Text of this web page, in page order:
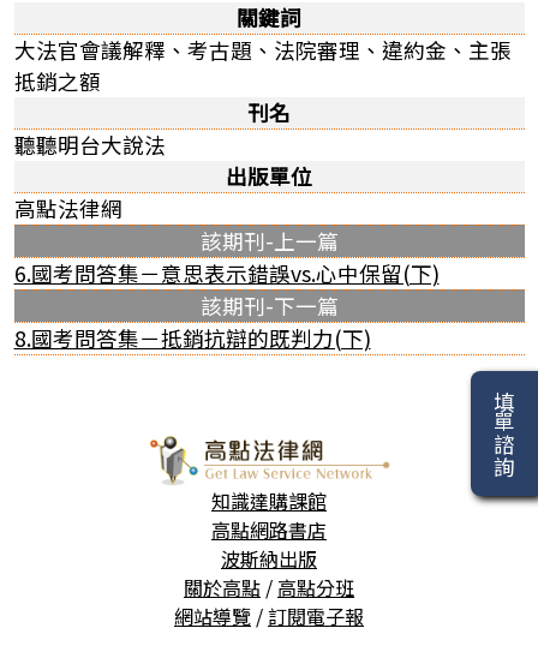
關鍵詞
大法官會議解釋、考古題、法院審理、違約金、主張
抵銷之額
刊名
聽聽明台大說法
出版單位
高點法律網
該期刊-上一篇
6.國考問答集－意思表示錯誤vs.心中保留(下)
該期刊-下一篇
8.國考問答集－抵銷抗辯的既判力(下)
填單諮詢
知識達購課館
高點網路書店
波斯納出版
關於高點 / 高點分班
網站導覽 /訂閱電子報